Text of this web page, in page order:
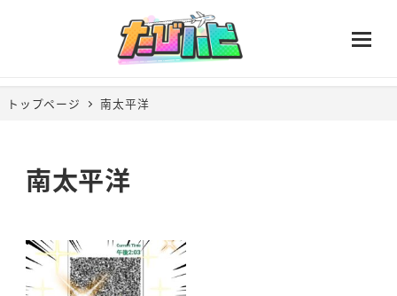
トップページ 南太平洋
南太平洋